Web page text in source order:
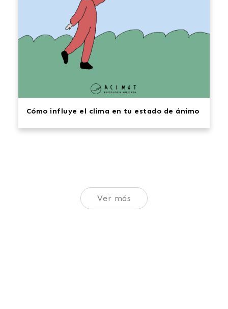
Cómo influye el clima en tu estado de ánimo
Ver más